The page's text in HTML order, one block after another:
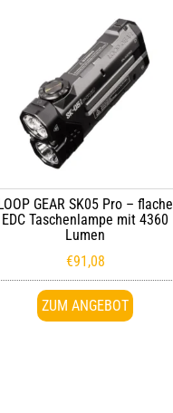
LOOP GEAR SK05 Pro – flache
EDC Taschenlampe mit 4360
Lumen
€91,08
ZUM ANGEBOT